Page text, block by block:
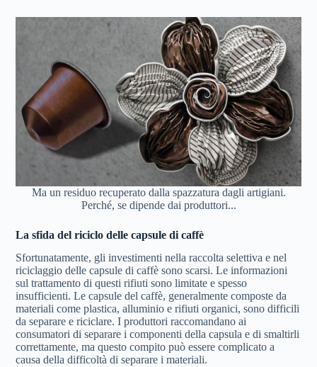
Ma un residuo recuperato dalla spazzatura dagli artigiani.
Perché, se dipende dai produttori...
La sfida del riciclo delle capsule di caffè
Sfortunatamente, gli investimenti nella raccolta selettiva e nel
riciclaggio delle capsule di caffè sono scarsi. Le informazioni
sul trattamento di questi rifiuti sono limitate e spesso
insufficienti. Le capsule del caffè, generalmente composte da
materiali come plastica, alluminio e rifiuti organici, sono difficili
da separare e riciclare. I produttori raccomandano ai
consumatori di separare i componenti della capsula e di smaltirli
correttamente, ma questo compito può essere complicato a
causa della difficoltà di separare i materiali.